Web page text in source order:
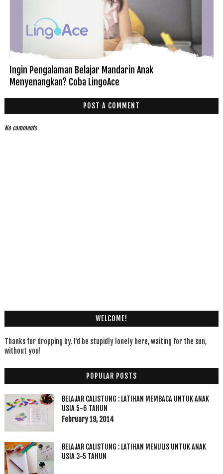
Ingin Pengalaman Belajar Mandarin Anak
Menyenangkan? Coba LingoAce
POST A COMMENT
No comments
WELCOME!
Thanks for dropping by. I'd be stupidly lonely here, waiting for the sun,
without you!
POPULAR POSTS
BELAJAR CALISTUNG : LATIHAN MEMBACA UNTUK ANAK
USIA 5-6 TAHUN
February 19, 2014
BELAJAR CALISTUNG : LATIHAN MENULIS UNTUK ANAK
USIA 3-5 TAHUN